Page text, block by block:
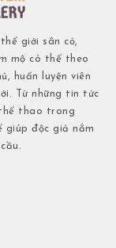
giới sân cỏ,
mộ có thể theo
huấn luyện viên
Từ những tin tức
thao trong
giúp độc giả nắm